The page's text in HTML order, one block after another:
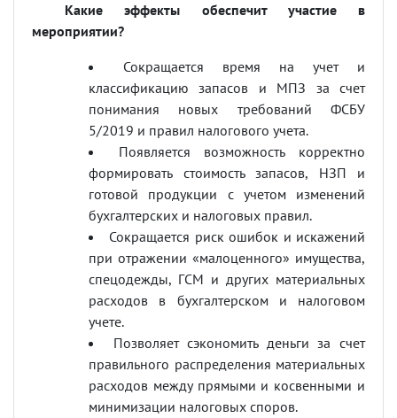
Какие эффекты обеспечит участие в
мероприятии?
Сокращается время на учет и
классификацию запасов и МПЗ за счет
понимания новых требований ФСБУ
5/2019 и правил налогового учета.
Появляется возможность корректно
формировать стоимость запасов, НЗП и
готовой продукции с учетом изменений
бухгалтерских и налоговых правил.
Сокращается риск ошибок и искажений
при отражении «малоценного» имущества,
спецодежды, ГСМ и других материальных
расходов в бухгалтерском и налоговом
учете.
Позволяет сэкономить деньги за счет
правильного распределения материальных
расходов между прямыми и косвенными и
минимизации налоговых споров.